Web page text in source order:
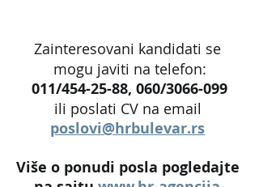
Zainteresovani kandidati se
mogu javiti na telefon:
011/454-25-88, 060/3066-099
ili poslati CV na email
poslovi@hrbulevar.rs
Više o ponudi posla pogledajte